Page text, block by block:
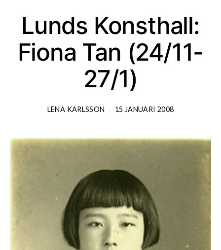
Lunds Konsthall:
Fiona Tan (24/11-
27/1)
LENA KARLSSON 15 JANUARI 2008